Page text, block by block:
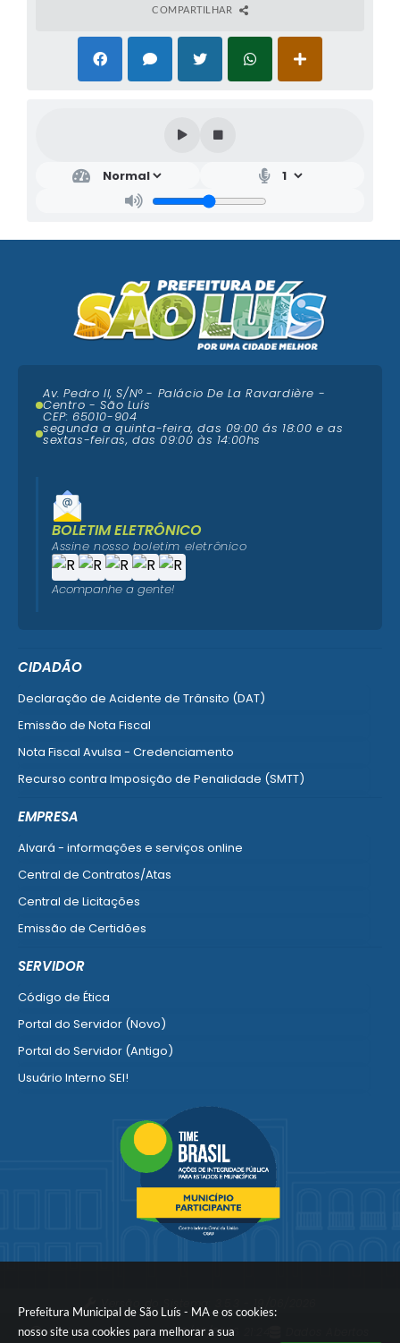
Prefeitura Municipal de São Luís - MA e os cookies:
nosso site usa cookies para melhorar a sua
COMPARTILHAR
CIDADÃO
Declaração de Acidente de Trânsito (DAT)
Emissão de Nota Fiscal
Nota Fiscal Avulsa - Credenciamento
Recurso contra Imposição de Penalidade (SMTT)
EMPRESA
Alvará - informações e serviços online
Central de Contratos/Atas
Central de Licitações
Emissão de Certidões
SERVIDOR
Código de Ética
Portal do Servidor (Novo)
Portal do Servidor (Antigo)
Usuário Interno SEI!
Portal do Segurado
Manual de Gestão Patrimonial
Ver mais serviços para o Servidor
Av. Pedro II, S/N° - Palácio De La Ravardière -
Centro - São Luís
CEP: 65010-904
segunda a quinta-feira, das 09:00 ás 18:00 e as
sextas-feiras, das 09:00 às 14:00hs
BOLETIM ELETRÔNICO
Assine nosso boletim eletrônico
Acompanhe a gente!
Portal atualizado em:06/08/2026 21:24